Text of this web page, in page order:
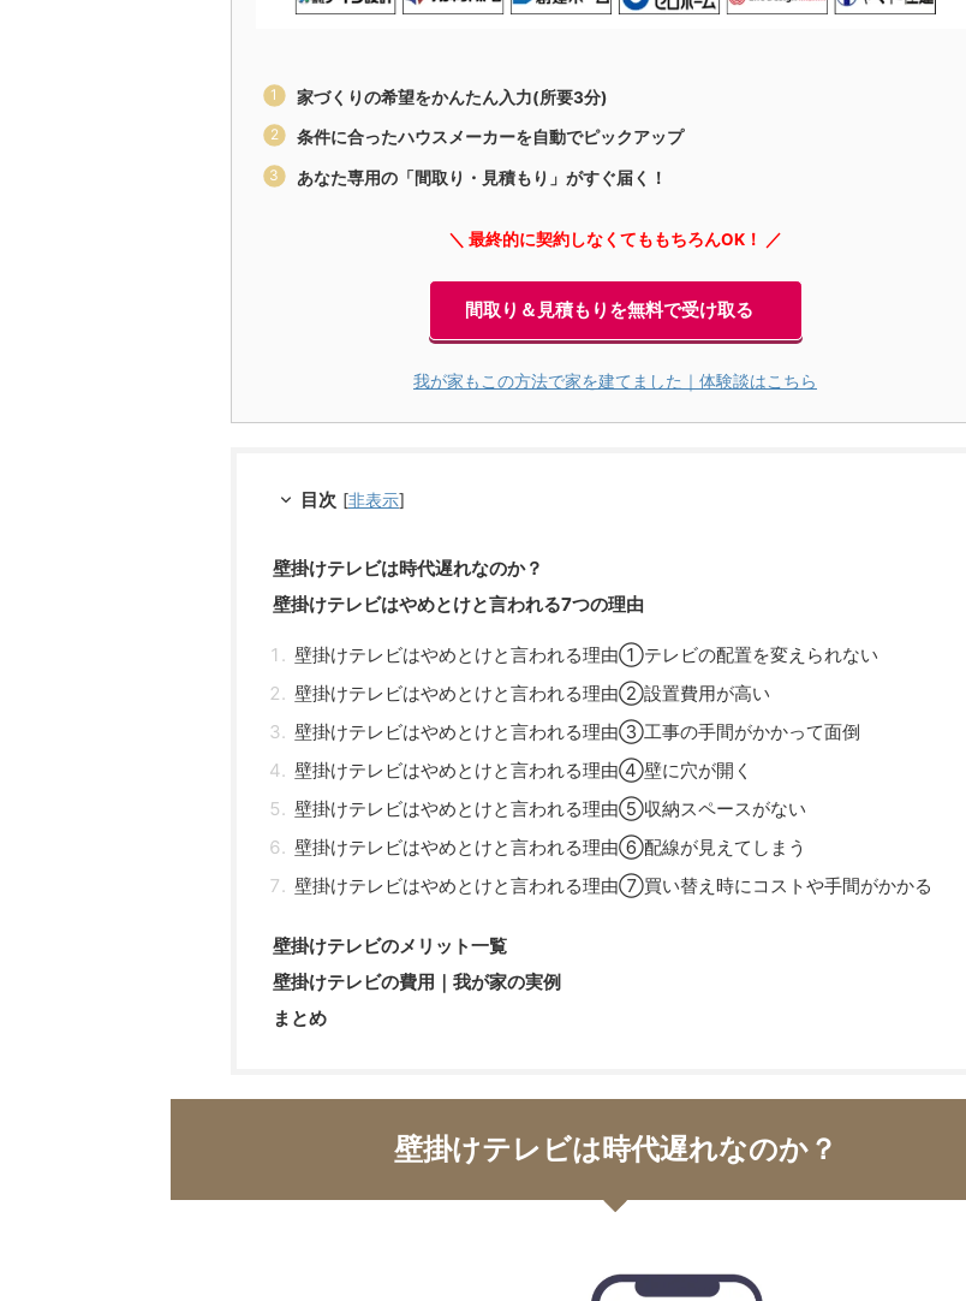
家づくりの希望をかんたん入力(所要3分)
条件に合ったハウスメーカーを自動でピックアップ
あなた専用の「間取り・見積もり」がすぐ届く！
＼ 最終的に契約しなくてももちろんOK！ ／
間取り＆見積もりを無料で受け取る
我が家もこの方法で家を建てました｜体験談はこちら
目次 [非表示]
壁掛けテレビは時代遅れなのか？
壁掛けテレビはやめとけと言われる7つの理由
壁掛けテレビはやめとけと言われる理由①テレビの配置を変えられない
壁掛けテレビはやめとけと言われる理由②設置費用が高い
壁掛けテレビはやめとけと言われる理由③工事の手間がかかって面倒
壁掛けテレビはやめとけと言われる理由④壁に穴が開く
壁掛けテレビはやめとけと言われる理由⑤収納スペースがない
壁掛けテレビはやめとけと言われる理由⑥配線が見えてしまう
壁掛けテレビはやめとけと言われる理由⑦買い替え時にコストや手間がかかる
壁掛けテレビのメリット一覧
壁掛けテレビの費用｜我が家の実例
まとめ
壁掛けテレビは時代遅れなのか？